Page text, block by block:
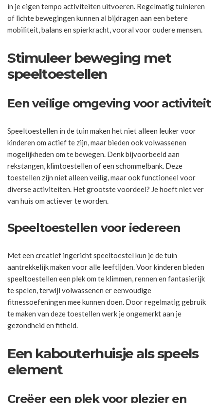
in je eigen tempo activiteiten uitvoeren. Regelmatig tuinieren
of lichte bewegingen kunnen al bijdragen aan een betere
mobiliteit, balans en spierkracht, vooral voor oudere mensen.
Stimuleer beweging met
speeltoestellen
Een veilige omgeving voor activiteit
Speeltoestellen in de tuin maken het niet alleen leuker voor
kinderen om actief te zijn, maar bieden ook volwassenen
mogelijkheden om te bewegen. Denk bijvoorbeeld aan
rekstangen, klimtoestellen of een schommelbank. Deze
toestellen zijn niet alleen veilig, maar ook functioneel voor
diverse activiteiten. Het grootste voordeel? Je hoeft niet ver
van huis om actiever te worden.
Speeltoestellen voor iedereen
Met een creatief ingericht speeltoestel kun je de tuin
aantrekkelijk maken voor alle leeftijden. Voor kinderen bieden
speeltoestellen een plek om te klimmen, rennen en fantasierijk
te spelen, terwijl volwassenen er eenvoudige
fitnessoefeningen mee kunnen doen. Door regelmatig gebruik
te maken van deze toestellen werk je ongemerkt aan je
gezondheid en fitheid.
Een kabouterhuisje als speels
element
Creëer een plek voor plezier en